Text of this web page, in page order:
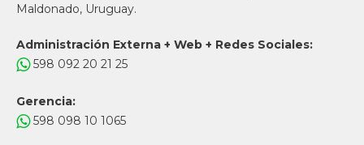
Maldonado, Uruguay.
Administración Externa + Web + Redes Sociales:
598 092 20 21 25
Gerencia:
598 098 10 1065